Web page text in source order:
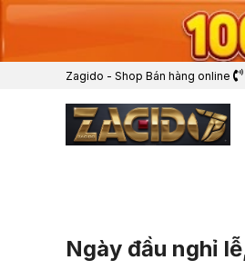
Zagido - Shop Bán hàng online
Ngày đầu nghỉ